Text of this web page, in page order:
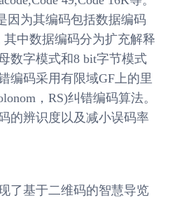
因为其编码包括数据编码
中数据编码分为扩充解释
数字模式和8 bit字节模式
编码采用有限域GF上的里
，RS)纠错编码算法。
的辨识度以及减小误码率
了基于二维码的智慧导览